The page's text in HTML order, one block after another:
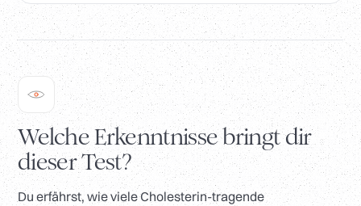
Welche Erkenntnisse bringt dir
dieser Test?
Du erfährst, wie viele Cholesterin-tragende